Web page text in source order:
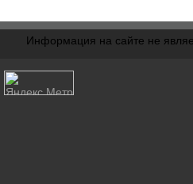
Информация на сайте не